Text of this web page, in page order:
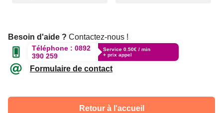
Besoin d'aide ? Contactez-nous !
Téléphone : 0892
390 259
Service 0.50€ / min
+ prix appel
Formulaire de contact
Retour à l'accueil